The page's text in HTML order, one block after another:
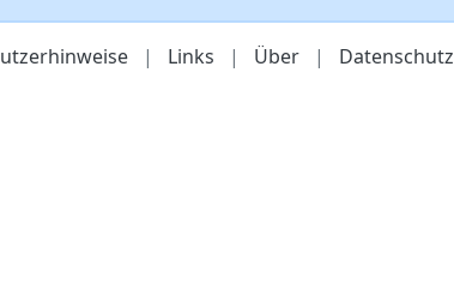
| Links | Über | Datenschutz